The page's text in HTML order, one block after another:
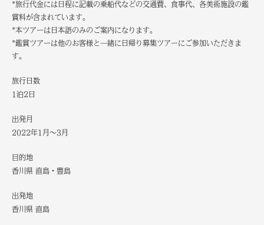
*旅行代金には日程に記載の乗船代などの交通費、食事代、各美術施設の鑑
賞料が含まれています。
*本ツアーは日本語のみのご案内になります。
*鑑賞ツアーは他のお客様と一緒に日帰り募集ツアーにご参加いただきま
す。
旅行日数
1泊2日
出発月
2022年1月～3月
目的地
香川県 直島・豊島
出発地
香川県 直島